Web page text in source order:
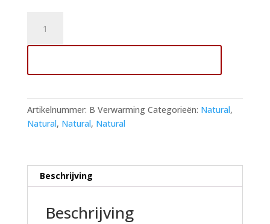
Heater
200
aantal
Artikelnummer: B Verwarming Categorieën: Natural,
Natural, Natural, Natural
Beschrijving
Beschrijving